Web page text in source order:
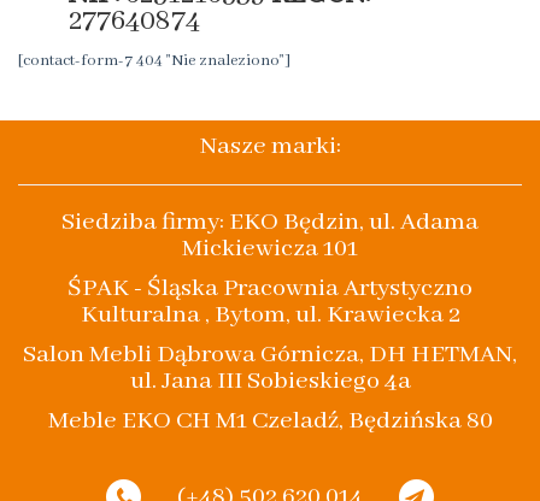
277640874
[contact-form-7 404 "Nie znaleziono"]
Nasze marki:
Siedziba firmy: EKO Będzin, ul. Adama
Mickiewicza 101
ŚPAK - Śląska Pracownia Artystyczno
Kulturalna , Bytom, ul. Krawiecka 2
Salon Mebli Dąbrowa Górnicza, DH HETMAN,
ul. Jana III Sobieskiego 4a
Meble EKO CH M1 Czeladź, Będzińska 80